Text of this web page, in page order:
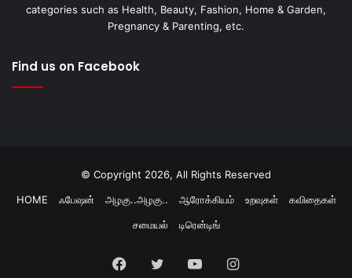
categories such as Health, Beauty, Fashion, Home & Garden,
Pregnancy & Parenting, etc.
Find us on Facebook
© Copyright 2026, All Rights Reserved
HOME
ஃபேஷன் அழகு..அழகு.. ஆரோக்கியம் உறவுகள்
கவிதைகள்
சமையல்
டிரென்டிங்
Facebook
TwitterYouTubeInstagram